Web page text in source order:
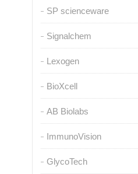
SP scienceware
Signalchem
Lexogen
BioXcell
AB Biolabs
ImmunoVision
GlycoTech